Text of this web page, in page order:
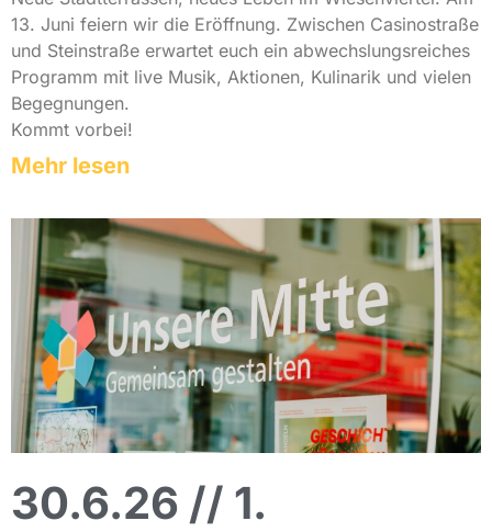
13. Juni feiern wir die Eröffnung. Zwischen Casinostraße
und Steinstraße erwartet euch ein abwechslungsreiches
Programm mit live Musik, Aktionen, Kulinarik und vielen
Begegnungen.
Kommt vorbei!
Mehr lesen
30.6.26 // 1.